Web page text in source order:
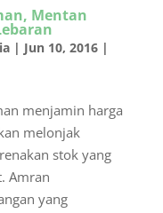
Mentan
| Jun 10, 2016|
menjamin harga
melonjak
stok yang
Amran
yang